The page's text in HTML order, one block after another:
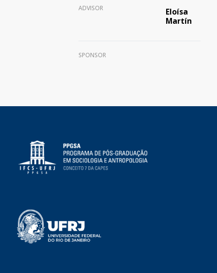
ADVISOR
Eloísa
Martín
SPONSOR